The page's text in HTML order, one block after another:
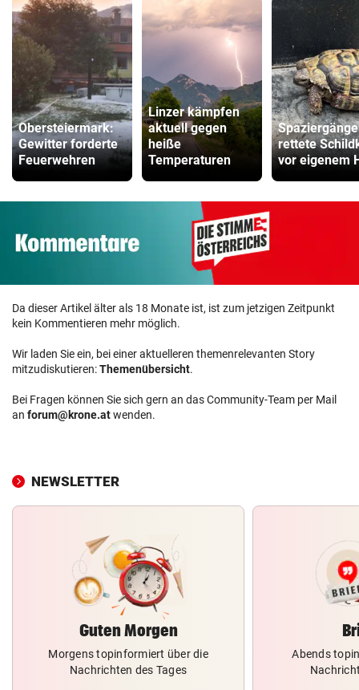
Obersteiermark:
Gewitter forderte
Feuerwehren
Linzer kämpfen
aktuell gegen
heiße
Temperaturen
rettete
vor eigenem
Da dieser Artikel älter als 18 Monate ist, ist zum jetzigen Zeitpunkt
kein Kommentieren mehr möglich.
Wir laden Sie ein, bei einer aktuelleren themenrelevanten Story
mitzudiskutieren:Themenübersicht.
Bei Fragen können Sie sich gern an das Community-Team per Mail
an forum@krone.atwenden.
NEWSLETTER
Guten Morgen
Morgens topinformiert über die
Nachrichten des Tages
Abends